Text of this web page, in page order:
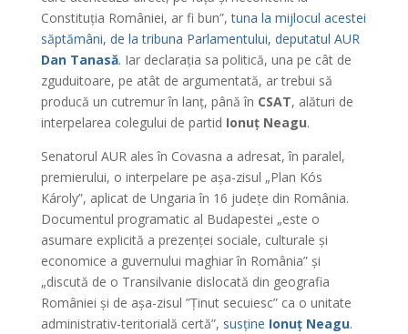
Constituția României, ar fi bun”,tuna la mijlocul acestei
săptămâni, de la tribuna Parlamentului, deputatul AUR
Dan Tanasă. Iar declarația sa politică, una pe cât de
zguduitoare, pe atât de argumentată, ar trebui să
producă un cutremur în lanț, până în CSAT, alături de
interpelarea colegului de partid Ionuț Neagu.
Senatorul AUR ales în Covasna a adresat, în paralel,
premierului, o interpelare pe așa-zisul „Plan Kós
Károly”, aplicat de Ungaria în 16 județe din România.
Documentul programatic al Budapestei „este o
asumare explicită a prezenței sociale, culturale și
economice a guvernului maghiar în România” și
„discută de o Transilvanie dislocată din geografia
României și de așa-zisul ”Ținut secuiesc” ca o unitate
administrativ-teritorială certă”, susține Ionuț Neagu.